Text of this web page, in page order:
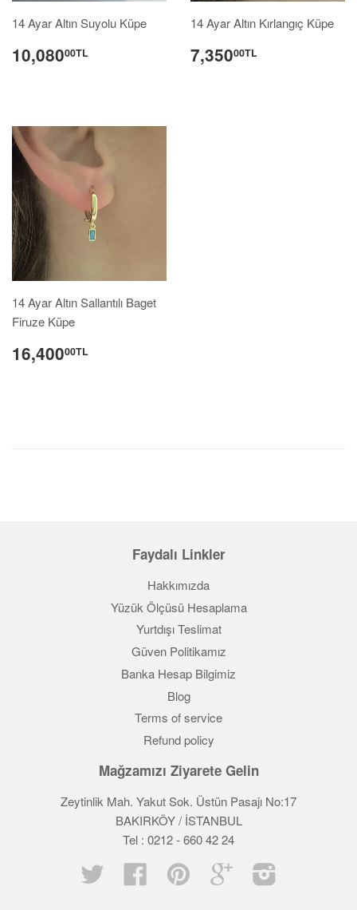
14 Ayar Altın Suyolu Küpe
10,08000TL
14 Ayar Altın Kırlangıç Küpe
7,35000TL
14 Ayar Altın Sallantılı Baget
Firuze Küpe
16,40000TL
Faydalı Linkler
Hakkımızda
Yüzük Ölçüsü Hesaplama
Yurtdışı Teslimat
Güven Politikamız
Banka Hesap Bilgimiz
Blog
Terms of service
Refund policy
Mağzamızı Ziyarete Gelin
Zeytinlik Mah. Yakut Sok. Üstün Pasajı No:17
BAKIRKÖY / İSTANBUL
Tel : 0212 - 660 42 24
Twitter
Facebook Pinterest Google